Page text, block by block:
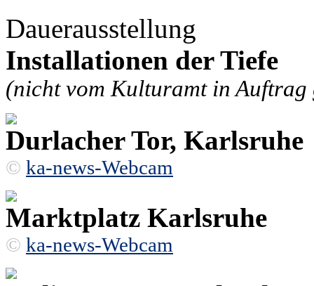
Dauerausstellung
Installationen der Tiefe
(nicht vom Kulturamt in Auftrag
Durlacher Tor, Karlsruhe
© ka-news-Webcam
Marktplatz Karlsruhe
© ka-news-Webcam